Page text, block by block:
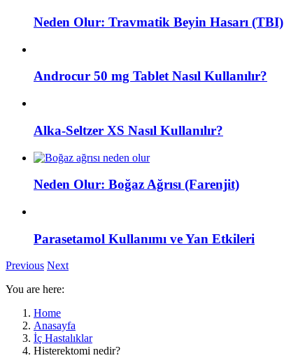
Neden Olur: Travmatik Beyin Hasarı (TBI)
Androcur 50 mg Tablet Nasıl Kullanılır?
Alka-Seltzer XS Nasıl Kullanılır?
Neden Olur: Boğaz Ağrısı (Farenjit)
Parasetamol Kullanımı ve Yan Etkileri
Previous Next
You are here:
Home
Anasayfa
İç Hastalıklar
Histerektomi nedir?